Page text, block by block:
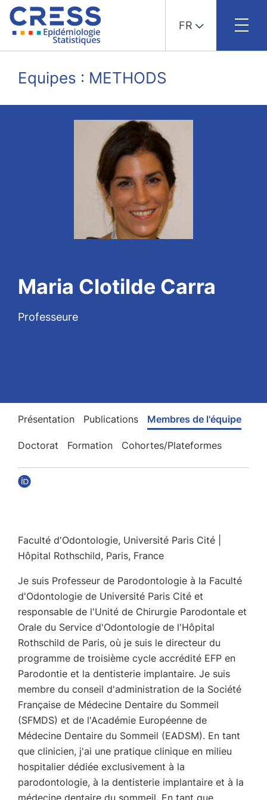
content
FR
Equipes : METHODS
Maria Clotilde Carra
Professeure
Présentation Publications Membres de l'équipe
Doctorat Formation Cohortes/Plateformes
Faculté d'Odontologie, Université Paris Cité |
Hôpital Rothschild, Paris, France
Je suis Professeur de Parodontologie à la Faculté
d'Odontologie de Université Paris Cité et
responsable de l'Unité de Chirurgie Parodontale et
Orale du Service d'Odontologie de l'Hôpital
Rothschild de Paris, où je suis le directeur du
programme de troisième cycle accrédité EFP en
Parodontie et la dentisterie implantaire. Je suis
membre du conseil d'administration de la Société
Française de Médecine Dentaire du Sommeil
(SFMDS) et de l'Académie Européenne de
Médecine Dentaire du Sommeil (EADSM). En tant
que clinicien, j'ai une pratique clinique en milieu
hospitalier dédiée exclusivement à la
parodontologie, à la dentisterie implantaire et à la
médecine dentaire du sommeil. En tant que